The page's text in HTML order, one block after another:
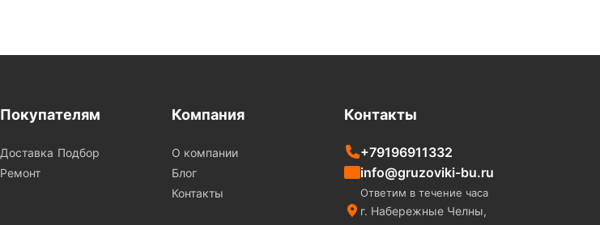
Покупателям
Доставка Подбор
Ремонт
Компания
О компании
Блог
Контакты
Контакты
+79196911332
info@gruzoviki-bu.ru
Ответим в течение часа
г. Набережные Челны,